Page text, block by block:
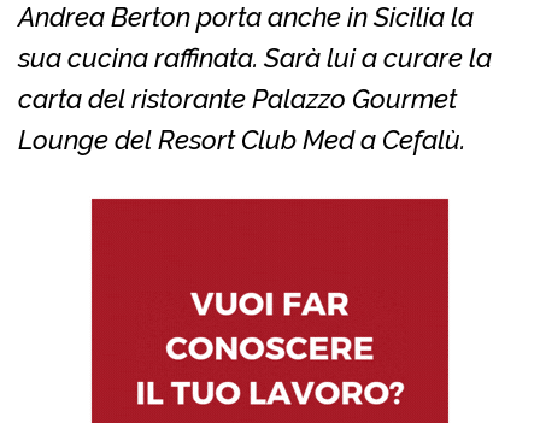
Andrea Berton porta anche in Sicilia la
sua cucina raffinata. Sarà lui a curare la
carta del ristorante Palazzo Gourmet
Lounge del Resort Club Med a Cefalù.